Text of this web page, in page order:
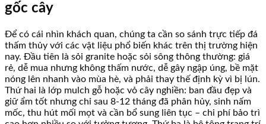
gốc cây
Để có cái nhìn khách quan, chúng ta cần so sánh trực tiếp đá
thấm thủy với các vật liệu phổ biến khác trên thị trường hiện
nay. Đầu tiên là sỏi granite hoặc sỏi sông thông thường: giá
rẻ, dễ mua nhưng không thấm nước, dễ gây ngập úng, bề mặt
nóng lên nhanh vào mùa hè, và phải thay thế định kỳ vì bị lún.
Thứ hai là lớp mulch gỗ hoặc vỏ cây nghiền: ban đầu đẹp và
giữ ẩm tốt nhưng chỉ sau 8-12 tháng đã phân hủy, sinh nấm
mốc, thu hút mối mọt và cần bổ sung liên tục – chi phí bảo trì